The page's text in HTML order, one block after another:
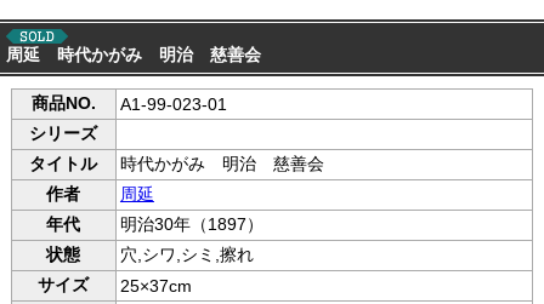
周延 時代かがみ 明治 慈善会
商品NO.
A1-99-023-01
シリーズ
タイトル
時代かがみ 明治 慈善会
作者
周延
年代
明治30年（1897）
状態
穴,シワ,シミ,擦れ
サイズ
25×37cm